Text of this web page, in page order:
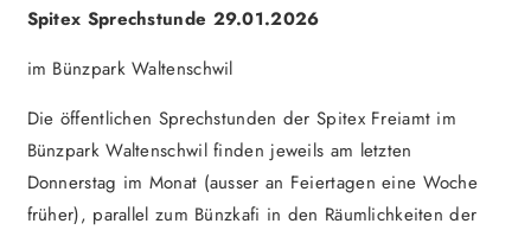
Spitex Sprechstunde 29.01.2026
im Bünzpark Waltenschwil
Die öffentlichen Sprechstunden der Spitex Freiamt im
Bünzpark Waltenschwil finden jeweils am letzten
Donnerstag im Monat (ausser an Feiertagen eine Woche
früher), parallel zum Bünzkafi in den Räumlichkeiten der